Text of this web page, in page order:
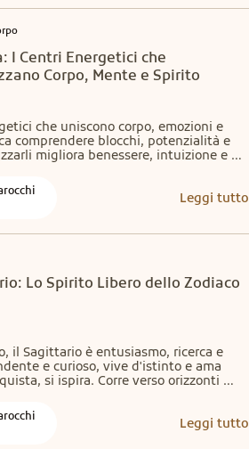
I Centri Energetici che
Corpo, Mente e Spirito
che uniscono corpo, emozioni e
comprendere blocchi, potenzialità e
migliora benessere, intuizione e
guarigione e trasformazione
Leggi tutto
Lo Spirito Libero dello Zodiaco
il Sagittario è entusiasmo, ricerca e
e curioso, vive d'istinto e ama
si ispira. Corre verso orizzonti
destinazione.
Leggi tutto